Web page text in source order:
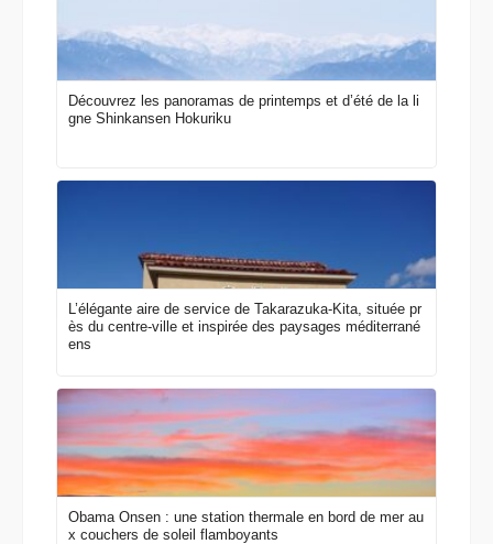
Découvrez les panoramas de printemps et d’été de la li
gne Shinkansen Hokuriku
L’élégante aire de service de Takarazuka-Kita, située pr
ès du centre-ville et inspirée des paysages méditerrané
ens
Obama Onsen : une station thermale en bord de mer au
x couchers de soleil flamboyants